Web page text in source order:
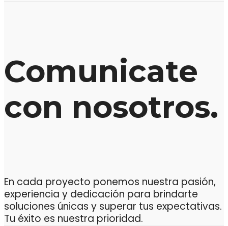
Comunicate
con nosotros.
En cada proyecto ponemos nuestra pasión,
experiencia y dedicación para brindarte
soluciones únicas y superar tus expectativas.
Tu éxito es nuestra prioridad.